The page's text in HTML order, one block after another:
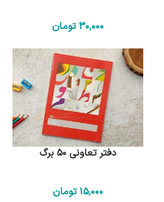
30٬000تومان
دفتر تعاونی 50 برگ
15٬000تومان